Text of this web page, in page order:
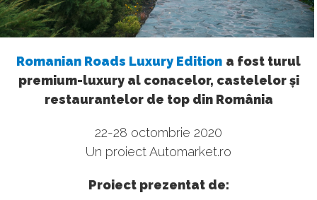
Romanian Roads Luxury Edition a fost turul
premium-luxury al conacelor, castelelor și
restaurantelor de top din România
22-28 octombrie 2020
Un proiect Automarket.ro
Proiect prezentat de: